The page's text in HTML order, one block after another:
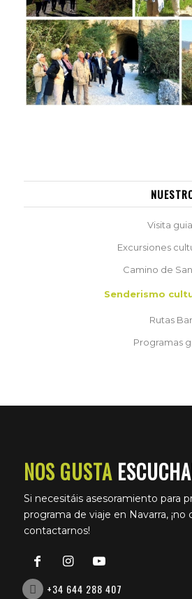
Visita
Excursiones
Camino de
Senderismo
Rutas
Programas
NOS GUSTA
Si necesitáis asesoramiento para
programa de viaje en Navarra, ¡no
contactarnos!
+34 644 288 407